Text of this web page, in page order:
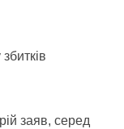
заяв, серед